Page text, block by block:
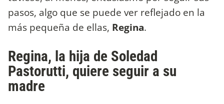
pasos, algo que se puede ver reflejado en la
más pequeña de ellas, Regina.
Regina, la hija de Soledad
Pastorutti, quiere seguir a su
madre